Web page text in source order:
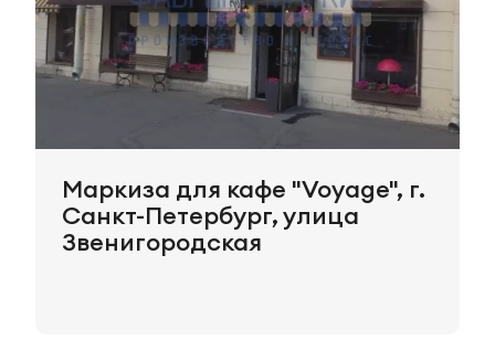
Маркиза для кафе "Voyage", г.
Санкт-Петербург, улица
Звенигородская